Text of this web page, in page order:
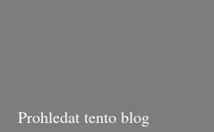
Prohledat tento blog